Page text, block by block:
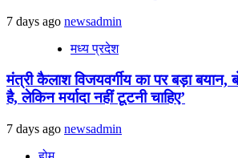
7 days ago newsadmin
मध्य प्रदेश
मंत्री कैलाश विजयवर्गीय का पर बड़ा
है, लेकिन मर्यादा नहीं टूटनी चाहिए’
7 days ago newsadmin